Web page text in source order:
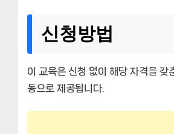
신청방법
이 교육은 신청 없이 해당 자격을 갖
동으로 제공됩니다.